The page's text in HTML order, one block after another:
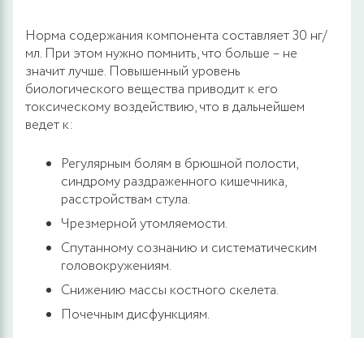
Норма содержания компонента составляет 30 нг/
мл. При этом нужно помнить, что больше – не
значит лучше. Повышенный уровень
биологического вещества приводит к его
токсическому воздействию, что в дальнейшем
ведет к:
Регулярным болям в брюшной полости,
синдрому раздраженного кишечника,
расстройствам стула.
Чрезмерной утомляемости.
Спутанному сознанию и систематическим
головокружениям.
Снижению массы костного скелета.
Почечным дисфункциям.